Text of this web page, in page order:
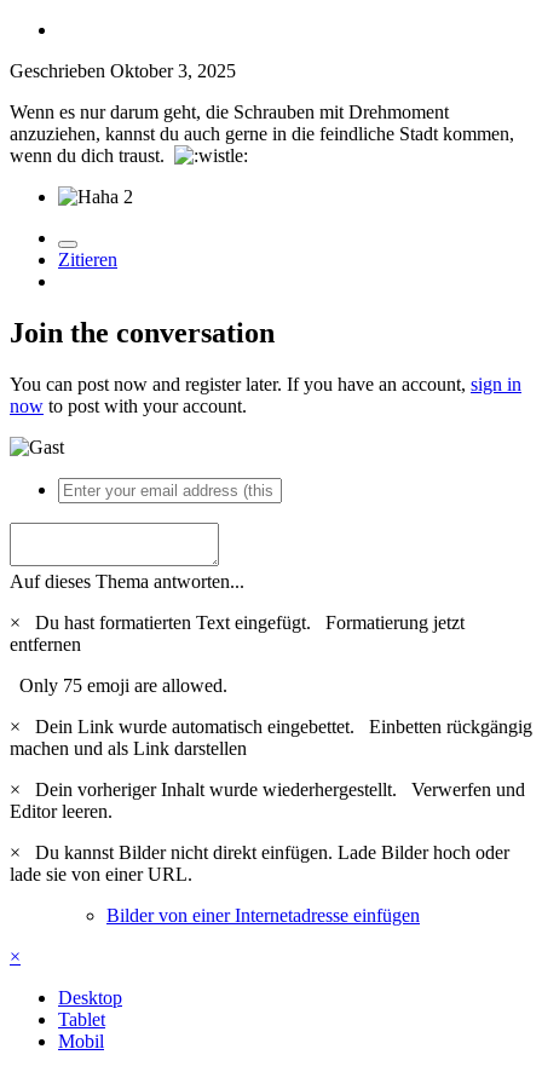
Geschrieben Oktober 3, 2025
Wenn es nur darum geht, die Schrauben mit Drehmoment
anzuziehen, kannst du auch gerne in die feindliche Stadt kommen,
wenn du dich traust.
2
Zitieren
Join the conversation
You can post now and register later. If you have an account, sign in
now to post with your account.
Auf dieses Thema antworten...
×
Du hast formatierten Text eingefügt. Formatierung jetzt
entfernen
Only 75 emoji are allowed.
×
Dein Link wurde automatisch eingebettet. Einbetten rückgängig
machen und als Link darstellen
×
Dein vorheriger Inhalt wurde wiederhergestellt. Verwerfen und
Editor leeren.
×
Du kannst Bilder nicht direkt einfügen. Lade Bilder hoch oder
lade sie von einer URL.
Bilder von einer Internetadresse einfügen
×
Desktop
Tablet
Mobil